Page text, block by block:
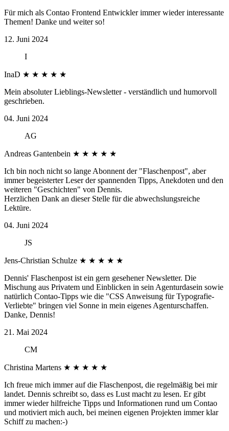
Für mich als Contao Frontend Entwickler immer wieder interessante
Themen! Danke und weiter so!
12. Juni 2024
I
InaD ★ ★ ★ ★ ★
Mein absoluter Lieblings-Newsletter - verständlich und humorvoll
geschrieben.
04. Juni 2024
AG
Andreas Gantenbein ★ ★ ★ ★ ★
Ich bin noch nicht so lange Abonnent der "Flaschenpost", aber
immer begeisterter Leser der spannenden Tipps, Anekdoten und den
weiteren "Geschichten" von Dennis.
Herzlichen Dank an dieser Stelle für die abwechslungsreiche
Lektüre.
04. Juni 2024
JS
Jens-Christian Schulze ★ ★ ★ ★ ★
Dennis' Flaschenpost ist ein gern gesehener Newsletter. Die
Mischung aus Privatem und Einblicken in sein Agenturdasein sowie
natürlich Contao-Tipps wie die "CSS Anweisung für Typografie-
Verliebte" bringen viel Sonne in mein eigenes Agenturschaffen.
Danke, Dennis!
21. Mai 2024
CM
Christina Martens ★ ★ ★ ★ ★
Ich freue mich immer auf die Flaschenpost, die regelmäßig bei mir
landet. Dennis schreibt so, dass es Lust macht zu lesen. Er gibt
immer wieder hilfreiche Tipps und Informationen rund um Contao
und motiviert mich auch, bei meinen eigenen Projekten immer klar
Schiff zu machen:-)